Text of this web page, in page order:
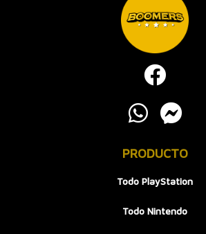
PRODUCTO
Todo PlayStation
Todo Nintendo